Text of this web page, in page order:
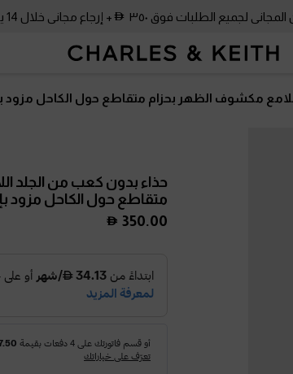
لجميع الطلبات فوق ٣٥٠ + إرجاع مجاني خلال 14 يومًا!
مكشوف الظهر بحزام متقاطع حول الكاحل مزود
حذاء بدون كعب من الجلد
متقاطع حول الكاحل مزود
350.00